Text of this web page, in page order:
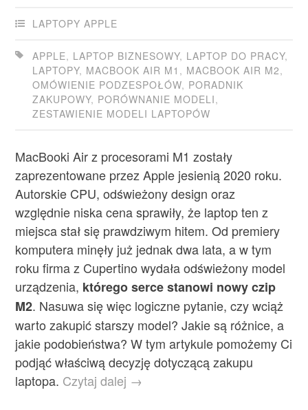
LAPTOPY APPLE
APPLE, LAPTOP BIZNESOWY, LAPTOP DO PRACY,
LAPTOPY, MACBOOK AIR M1 , MACBOOK AIR M2,
OMÓWIENIE PODZESPOŁÓW, PORADNIK
ZAKUPOWY, PORÓWNANIE MODELI,
ZESTAWIENIE MODELI LAPTOPÓW
MacBooki Air z procesorami M1 zostały
zaprezentowane przez Apple jesienią 2020 roku.
Autorskie CPU, odświeżony design oraz
względnie niska cena sprawiły, że laptop ten z
miejsca stał się prawdziwym hitem. Od premiery
komputera minęły już jednak dwa lata, a w tym
roku firma z Cupertino wydała odświeżony model
urządzenia, którego serce stanowi nowy czip
M2. Nasuwa się więc logiczne pytanie, czy wciąż
warto zakupić starszy model? Jakie są różnice, a
jakie podobieństwa? W tym artykule pomożemy Ci
podjąć właściwą decyzję dotyczącą zakupu
laptopa. Czytaj dalej →